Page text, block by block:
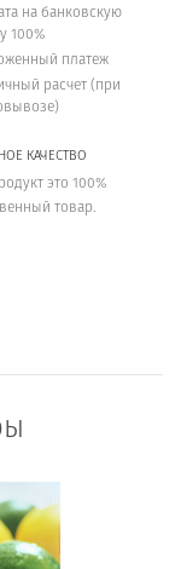
на банковскую
100%
платеж
расчет (при
КАЧЕСТВО
это 100%
товар.